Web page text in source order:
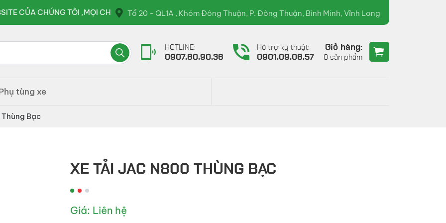
TÔI ,MỌI CHI TIẾT VUI LÒNG LIÊN HỆ QUA HOTLINE : 0907.60.90.36 ( TRƯỜNG XUÂN )
Tổ 20 - QL1A , Khóm Đông Thuận, P. Đông Thuận, Bình Minh, Vĩnh Long
HOTLINE:
0907.60.90.36
Hỗ trợ kỹ thuật:
0901.09.06.57
Giỏ hàng:
0 sản phẩm
tùng xe
Thùng Bạc
XE TẢI JAC N800 THÙNG BẠC
Giá: Liên hệ